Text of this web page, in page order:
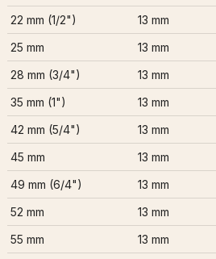
22 mm (1/2")
13 mm
25 mm
13 mm
28 mm (3/4")
13 mm
35 mm (1")
13 mm
42 mm (5/4")
13 mm
45 mm
13 mm
49 mm (6/4")
13 mm
52 mm
13 mm
55 mm
13 mm